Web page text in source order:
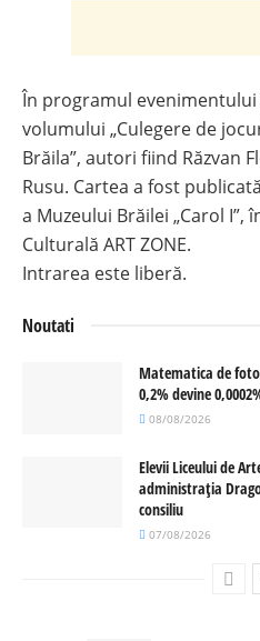
În programul evenimentului
volumului „Culegere de
Brăila”, autori fiind Răzvan
Rusu. Cartea a fost
a Muzeului Brăilei „Carol
Culturală ART ZONE.
Intrarea este liberă.
Noutati
Matematica de
0,2% devine
08/08/2026
Elevii Liceului de
administrația
consiliu
07/08/2026